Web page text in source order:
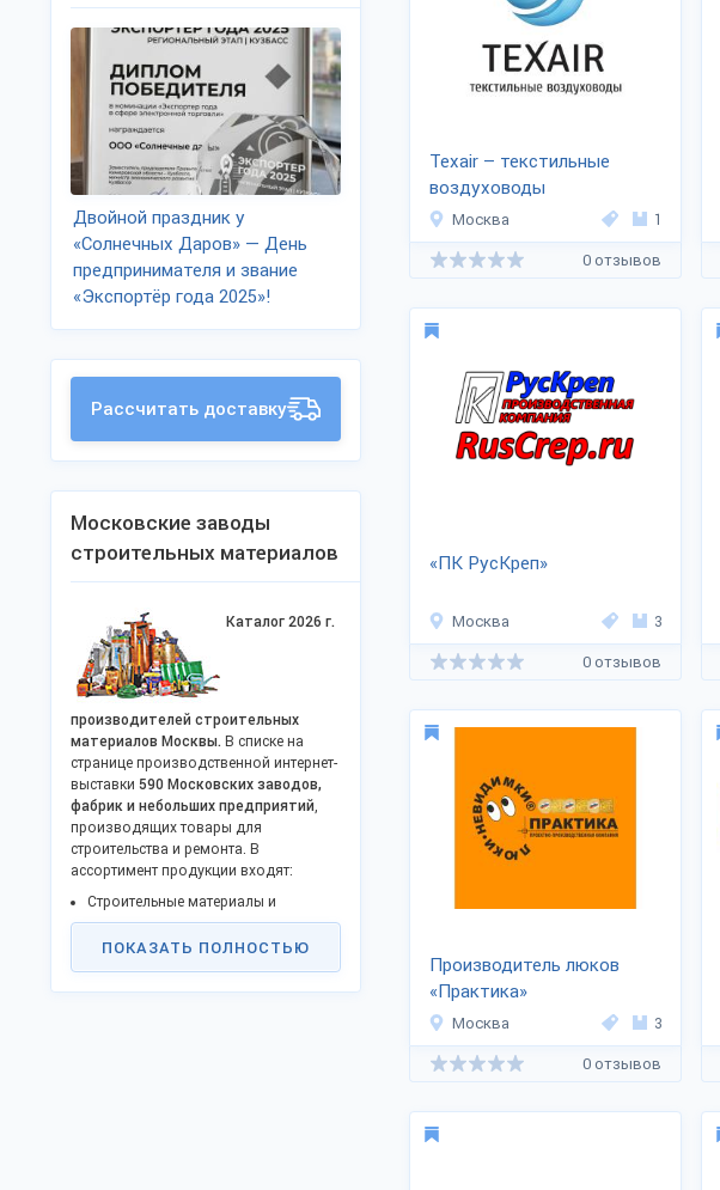
Texair – текстильные
воздуховоды
Москва 1
0 отзывов
«ПК РусКреп»
Москва 3
0 отзывов
Производитель люков
«Практика»
Москва 3
0 отзывов
Двойной праздник у
«Солнечных Даров» — День
предпринимателя и звание
«Экспортёр года 2025»!
Рассчитать доставку
Московские заводы
строительных материалов
Каталог 2026 г.
производителей строительных
материалов Москвы. В списке на
странице производственной интернет-
выставки 590 Московских заводов,
фабрик и небольших предприятий,
производящих товары для
строительства и ремонта. В
ассортимент продукции входят:
Строительные материалы и
оборудование;
Строительные смеси, кирпич, блоки;
металлоконструкций;
ПОКАЗАТЬ ПОЛНОСТЬЮ